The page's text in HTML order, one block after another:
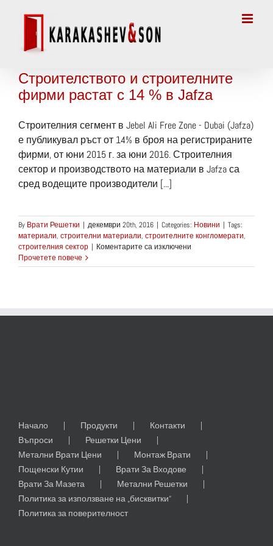
Строителството и строителните
фирми растат с 14 % в Jafza
Строителния сегмент в Jebel Ali Free Zone - Dubai (Jafza)
е публикувал ръст от 14% в броя на регистрираните
фирми, от юни 2015 г. за юни 2016. Строителния
сектор и производството на материали в Jafza са
сред водещите производители [...]
By Врати Решетки | декември 20th, 2016 | Categories: Новини | Tags:
материали, строителни материали, строителните конгломерати,
строителния сектор | Коментарите са изключени
и
Прочетете повече
Начало Продукти
Контакти
Въпроси
Решетки Цени
Метални Врати Цени
Монтаж Врати
Пощенски Кутии
Врати За Входове
Врати За Мазета
Метални Решетки
Политика за използване на „бисквитки“
Политика за поверителност